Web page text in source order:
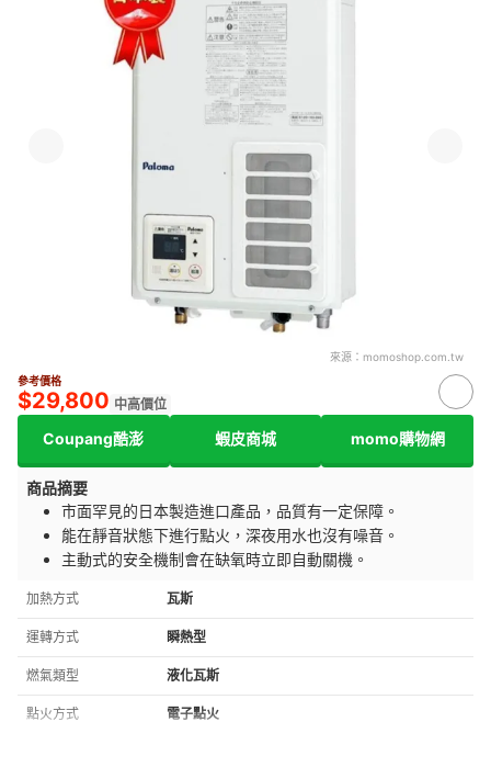
來源： momoshop.com.tw
參考價格
$29,800 中高價位
Coupang酷澎 蝦皮商城 momo購物網
商品摘要
市面罕見的日本製造進口產品，品質有一定保障。
能在靜音狀態下進行點火，深夜用水也沒有噪音。
主動式的安全機制會在缺氧時立即自動關機。
加熱方式 瓦斯
運轉方式 瞬熱型
燃氣類型 液化瓦斯
點火方式 電子點火